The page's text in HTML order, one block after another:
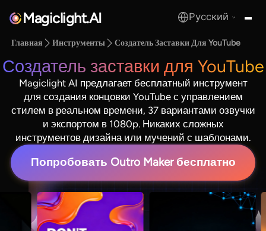
Magiclight.AI Русский
Главная Инструменты Создатель Заставки Для YouTube
Создатель заставки для YouTube
Magiclight AI предлагает бесплатный инструмент
для создания концовки YouTube с управлением
стилем в реальном времени, 37 вариантами озвучки
и экспортом в 1080p. Никаких сложных
инструментов дизайна или мучений с шаблонами.
Попробовать Outro Maker бесплатно